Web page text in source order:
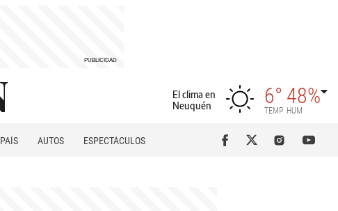
El clima en
Neuquén
6°
TEMP
48%
HUM
PAÍS AUTOS
ESPECTÁCULOS